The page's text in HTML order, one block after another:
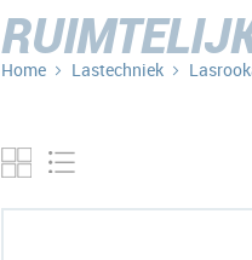
Home Lastechniek
Tonen
als
Foto-
tabel
Lijst